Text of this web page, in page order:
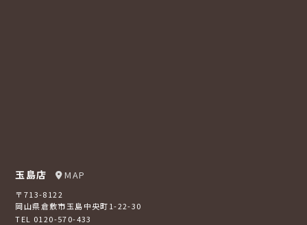
玉島店 MAP
〒713-8122
岡山県倉敷市玉島中央町1-22-30
TEL 0120-570-433